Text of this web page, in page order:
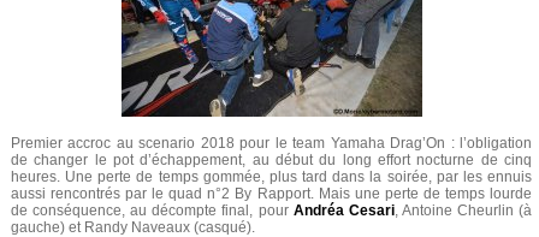
Premier accroc au scenario 2018 pour le team Yamaha Drag’On : l’obligation
de changer le pot d’échappement, au début du long effort nocturne de cinq
heures. Une perte de temps gommée, plus tard dans la soirée, par les ennuis
aussi rencontrés par le quad n°2 By Rapport. Mais une perte de temps lourde
de conséquence, au décompte final, pour Andréa Cesari, Antoine Cheurlin (à
gauche) et Randy Naveaux (casqué).